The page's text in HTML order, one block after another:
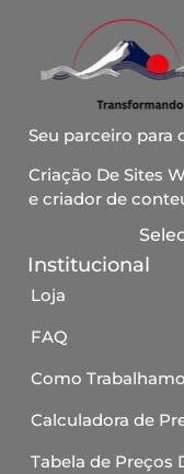
Seu parceiro para
Criação De Sites
e criador de
Institucional
Loja
FAQ
Como
Calculadora de
Tabela de Preços